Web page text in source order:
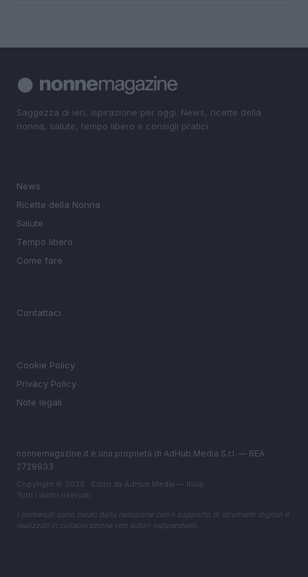
Saggezza di ieri, ispirazione per oggi. News, ricette della
nonna, salute, tempo libero e consigli pratici.
News
Ricette della Nonna
Salute
Tempo libero
Come fare
Contattaci
Cookie Policy
Privacy Policy
Note legali
nonnemagazine.it è una proprietà di AdHub Media S.r.l. — REA
2729933
Copyright © 2026 · Edito da AdHub Media — Italia
Tutti i diritti riservati
I contenuti sono curati dalla redazione con il supporto di strumenti digitali e
realizzati in collaborazione con autori indipendenti.